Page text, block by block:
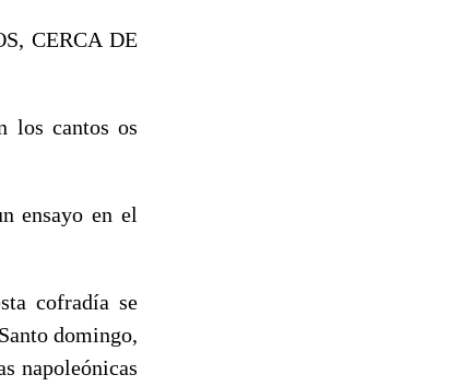
CERCA DE
los cantos os
ensayo en el
cofradía se
domingo,
napoleónicas